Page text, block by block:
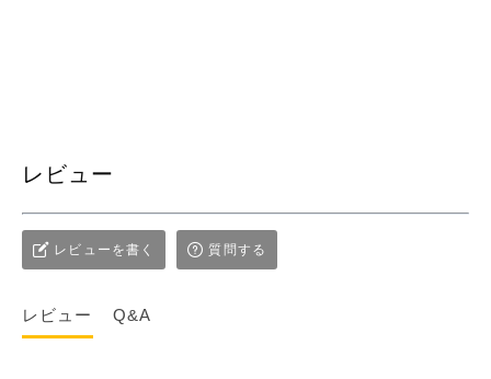
レビュー
レビューを書く 質問する
レビュー Q&A